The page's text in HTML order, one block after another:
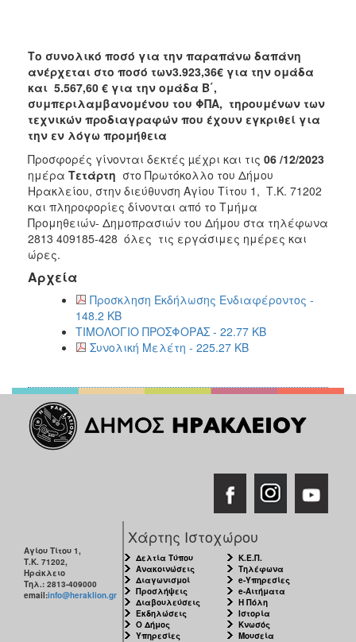
ΗΡΑΚΛΕΙΟ
Το συνολικό ποσό για την παραπάνω δαπάνη
ανέρχεται στο ποσό των3.923,36€ για την ομάδα
και 5.567,60 € για την ομάδα Β΄,
συμπεριλαμβανομένου του ΦΠΑ, τηρουμένων των
τεχνικών προδιαγραφών που έχουν εγκριθεί για
την εν λόγω προμήθεια
Προσφορές γίνονται δεκτές µέχρι και τις 06 /12/2023
ημέρα Τετάρτη στο Πρωτόκολλο του Δήμου
Ηρακλείου, στην διεύθυνση Αγίου Τίτου 1, Τ.Κ. 71202
και πληροφορίες δίνονται από το Τμήμα
Προμηθειών- Δημοπρασιών του Δήμου στα τηλέφωνα
2813 409185-428 όλες τις εργάσιμες ημέρες και
ώρες.
Αρχεία
Προσκληση Εκδήλωσης Ενδιαφέροντος -
148.2 KB
ΤΙΜΟΛΟΓΙΟ ΠΡΟΣΦΟΡΑΣ - 22.77 KB
Συνολική Μελέτη - 225.27 KB
Αγίου Τίτου 1,
Τ.Κ. 71202,
Ηράκλειο
Τηλ.: 2813-409000
email:info@heraklion.gr
Χάρτης Ιστοχώρου
Δελτία Τύπου
Ανακοινώσεις
Διαγωνισμοί
Προσλήψεις
Διαβουλεύσεις
Εκδηλώσεις
Ο Δήμος
Υπηρεσίες
Κ.Ε.Π.
Τηλέφωνα
e-Υπηρεσίες
e-Αιτήματα
Η Πόλη
Ιστορία
Κνωσός
Μουσεία